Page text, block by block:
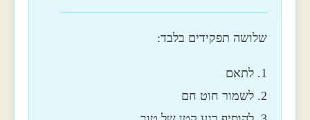
שלושה תפקידים בלבד:
1. לתאם
2. לשמור חוט חם